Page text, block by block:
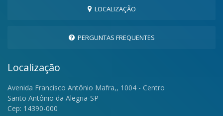
LOCALIZAÇÃO
PERGUNTAS FREQUENTES
Localização
Avenida Francisco Antônio Mafra,, 1004 - Centro
Santo Antônio da Alegria-SP
Cep: 14390-000